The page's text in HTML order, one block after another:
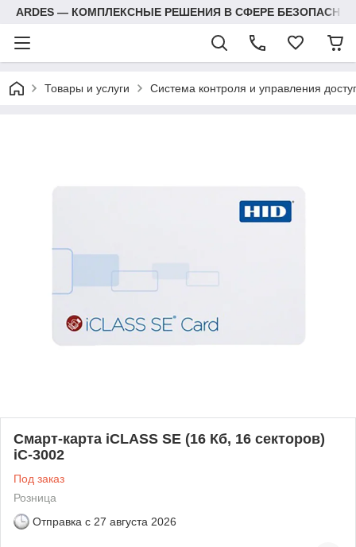
ARDES — КОМПЛЕКСНЫЕ РЕШЕНИЯ В СФЕРЕ
Товары и услуги Система контроля и управления
Смарт-карта iCLASS SE (16 Кб, 16 секторов)
iC-3002
Под заказ
Розница
Отправка с 27 августа 2026